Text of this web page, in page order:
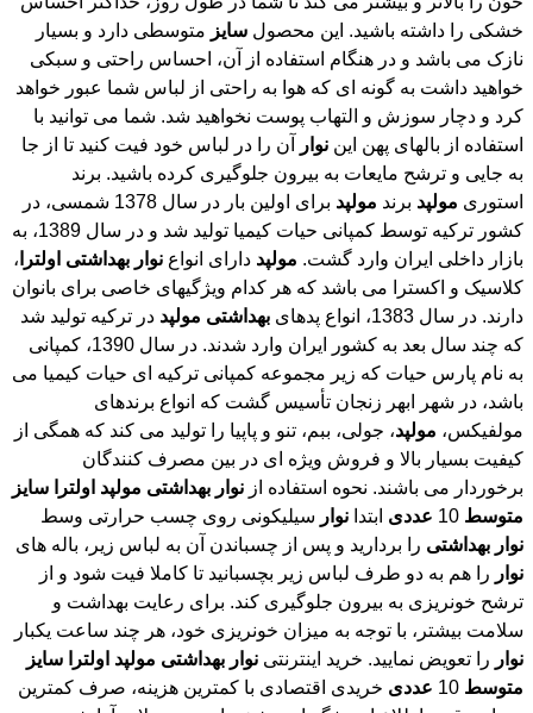
خشکی را داشته باشید. این محصول سایز متوسطی دارد و بسیار
نازک می باشد و در هنگام استفاده از آن، احساس راحتی و سبکی
خواهید داشت به گونه ای که هوا به راحتی از لباس شما عبور خواهد
کرد و دچار سوزش و التهاب پوست نخواهید شد. شما می توانید با
استفاده از بالهای پهن این نوار آن را در لباس خود فیت کنید تا از جا
به جایی و ترشح مایعات به بیرون جلوگیری کرده باشید. برند
استوری مولپد برند مولپد برای اولین بار در سال 1378 شمسی، در
کشور ترکیه توسط کمپانی حیات کیمیا تولید شد و در سال 1389، به
بازار داخلی ایران وارد گشت. مولپد دارای انواع نوار بهداشتی اولترا ،کلاسیک و اکسترا می باشد که هر کدام ویژگیهای خاصی برای بانوان
دارند. در سال 1383، انواع پدهای بهداشتی مولپد در ترکیه تولید شد
که چند سال بعد به کشور ایران وارد شدند. در سال 1390، کمپانی
به نام پارس حیات که زیر مجموعه کمپانی ترکیه ای حیات کیمیا می
باشد، در شهر ابهر زنجان تأسیس گشت که انواع برندهای
مولفیکس، مولپد، جولی، ببم، تنو و پاپیا را تولید می کند که همگی از
کیفیت بسیار بالا و فروش ویژه ای در بین مصرف کنندگان
برخوردار می باشند. نحوه استفاده از نوار بهداشتی مولپد اولترا
سایز
متوسط
عددی ابتدا نوار سیلیکونی روی چسب حرارتی وسط
نوار بهداشتی را بردارید و پس از چسباندن آن به لباس زیر، باله های
نوار را هم به دو طرف لباس زیر بچسبانید تا کاملا فیت شود و از
ترشح خونریزی به بیرون جلوگیری کند. برای رعایت بهداشت و
سلامت بیشتر، با توجه به میزان خونریزی خود، هر چند ساعت یکبار
نوار را تعویض نمایید. خرید اینترنتی نوار بهداشتی مولپد اولترا
سایز
متوسط
عددی خریدی اقتصادی با کمترین هزینه، صرف کمترین